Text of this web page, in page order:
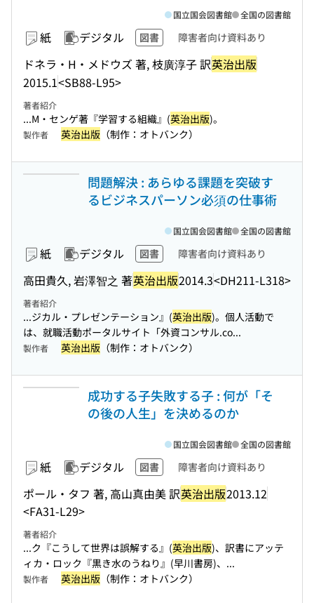
紙 デジタル 図書 障害者向け資料あり
ドネラ・H・メドウズ 著, 枝廣淳子 訳英治出版
2015.1<SB88-L95>
国立国会図書館 全国の図書館
著者紹介
...M・センゲ著『学習する組織』(英治出版)。
製作者 英治出版 （制作：オトバンク）
問題解決 : あらゆる課題を突破す
るビジネスパーソン必須の仕事術
紙 デジタル 図書 障害者向け資料あり
高田貴久, 岩澤智之 著英治出版2014.3<DH211-L318>
国立国会図書館 全国の図書館
著者紹介
...ジカル・プレゼンテーション』(英治出版)。個人活動で
は、就職活動ポータルサイト「外資コンサル.co...
製作者 英治出版 （制作：オトバンク）
成功する子失敗する子 : 何が「そ
の後の人生」を決めるのか
紙 デジタル 図書 障害者向け資料あり
ポール・タフ 著, 高山真由美 訳英治出版2013.12
<FA31-L29>
国立国会図書館 全国の図書館
著者紹介
...ク『こうして世界は誤解する』(英治出版)、訳書にアッテ
ィカ・ロック『黒き水のうねり』(早川書房)、...
製作者 英治出版 （制作：オトバンク）